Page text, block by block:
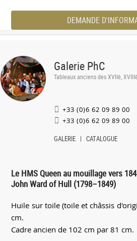
DEMANDE
Galerie PhC
Tableaux anciens des XVIIè,
+33 (0)6 62 09 89 00
+33 (0)6 62 09 89 00
GALERIE CATALOGUE
Le HMS Queen au mouillage vers
John Ward of Hull (1798–1849)
Huile sur toile (toile et châssis
cm.
Cadre ancien de 102 cm par 81 cm.